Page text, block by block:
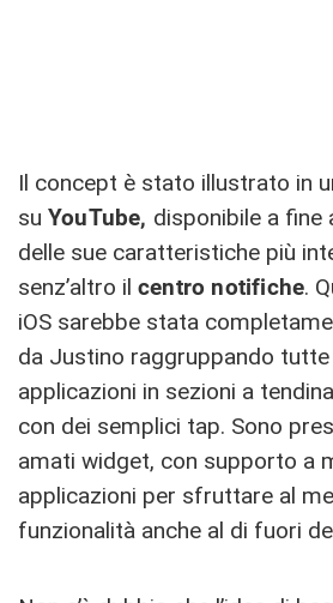
Il concept è stato illustrato in
su YouTube, disponibile a fine
delle sue caratteristiche più
senz’altro il centro notifiche.
iOS sarebbe stata
da Justino raggruppando tutte
applicazioni in sezioni a
con dei semplici tap. Sono
amati widget, con supporto a
applicazioni per sfruttare al
funzionalità anche al di fuori